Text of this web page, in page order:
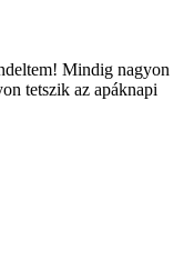
Mindig nagyon
tetszik az apáknapi